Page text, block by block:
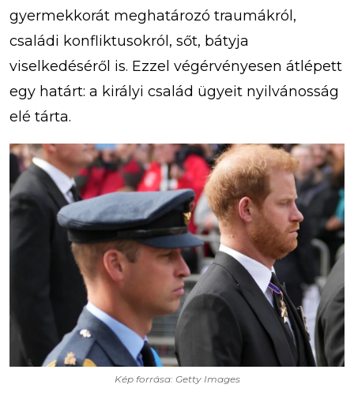
gyermekkorát meghatározó traumákról,
családi konfliktusokról, sőt, bátyja
viselkedéséről is. Ezzel végérvényesen átlépett
egy határt: a királyi család ügyeit nyilvánosság
elé tárta.
Kép forrása: Getty Images